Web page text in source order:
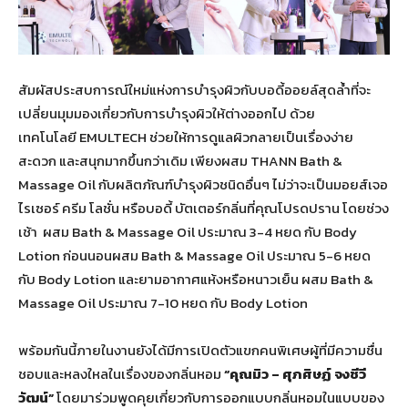
สัมผัสประสบการณ์ใหม่แห่งการบำรุงผิวกับบอดี้ออยล์สุดล้ำที่จะ
เปลี่ยนมุมมองเกี่ยวกับการบำรุงผิวให้ต่างออกไป ด้วย
เทคโนโลยี EMULTECH ช่วยให้การดูแลผิวกลายเป็นเรื่องง่าย
สะดวก และสนุกมากขึ้นกว่าเดิม เพียงผสม THANN Bath &
Massage Oil กับผลิตภัณฑ์บำรุงผิวชนิดอื่นๆ ไม่ว่าจะเป็นมอยส์เจอ
ไรเซอร์ ครีม โลชั่น หรือบอดี้ บัตเตอร์กลิ่นที่คุณโปรดปราน โดยช่วง
เช้า ผสม Bath & Massage Oil ประมาณ 3-4 หยด กับ Body
Lotion ก่อนนอนผสม Bath & Massage Oil ประมาณ 5-6 หยด
กับ Body Lotion และยามอากาศแห้งหรือหนาวเย็น ผสม Bath &
Massage Oil ประมาณ 7-10 หยด กับ Body Lotion
พร้อมกันนี้ภายในงานยังได้มีการเปิดตัวแขกคนพิเศษผู้ที่มีความชื่น
ชอบและหลงใหลในเรื่องของกลิ่นหอม“คุณมิว – ศุภศิษฏ์ จงชีวี
วัฒน์”โดยมาร่วมพูดคุยเกี่ยวกับการออกแบบกลิ่นหอมในแบบของ